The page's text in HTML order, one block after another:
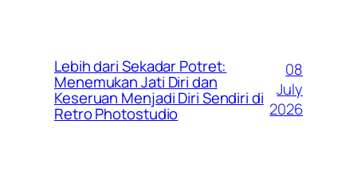
Lebih dari Sekadar Potret:
Menemukan Jati Diri dan
Keseruan Menjadi Diri Sendiri di
Retro Photostudio
08
July
2026